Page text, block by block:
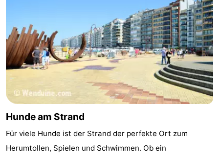
Hunde am Strand
Für viele Hunde ist der Strand der perfekte Ort zum
Herumtollen, Spielen und Schwimmen. Ob ein